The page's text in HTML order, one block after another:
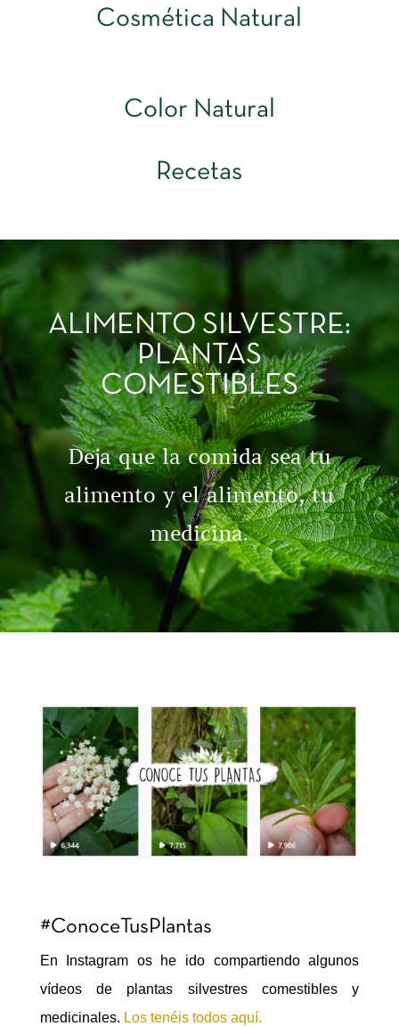
Cosmética Natural
Color Natural
Recetas
ALIMENTO SILVESTRE:
PLANTAS
COMESTIBLES
Deja que la comida sea tu
alimento y el alimento, tu
medicina.
#ConoceTusPlantas
En Instagram os he ido compartiendo algunos
vídeos de plantas silvestres comestibles y
medicinales. Los tenéis todos aquí.